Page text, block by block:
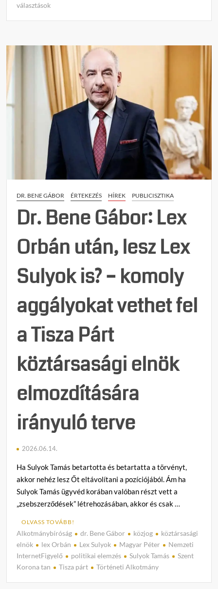
választások
n
Tisza
DR. BENE GÁBOR ÉRTEKEZÉS HÍREK PUBLICISZTIKA
Dr. Bene Gábor: Lex
Orbán után, lesz Lex
Sulyok is? – komoly
aggályokat vethet fel
a Tisza Párt
köztársasági elnök
elmozdítására
irányuló terve
2026.06.14.
Ha Sulyok Tamás betartotta és betartatta a törvényt,
akkor nehéz lesz Őt eltávolítani a pozíciójából. Ám ha
Sulyok Tamás ügyvéd korában valóban részt vett a
„zsebszerződések” létrehozásában, akkor és csak …
OLVASS TOVÁBB!
Alkotmánybíróság dr. Bene Gábor közjog
köztársasági
elnök
lex Orbán Lex Sulyok Magyar Péter
Nemzeti
InternetFigyelő
politikai elemzés Sulyok Tamás
Szent
Korona tan
Tisza párt Történeti Alkotmány